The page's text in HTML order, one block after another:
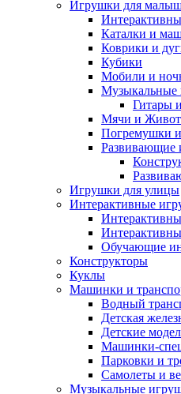
Игрушки для
Каталки и
Коврики и
Кубики
Мобили и
Музыкальные
Гитары
Мячи и
Погремушки
Развивающие
Игрушки для улицы
Интерактивные
Обучающие
Конструкторы
Куклы
Машинки и
Водный
Детская
Детские
Машинки-
Парковки и
Самолеты и
Музыкальные